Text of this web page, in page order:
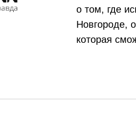
о том, где
Новгороде,
которая